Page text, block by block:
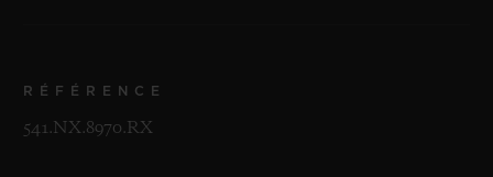
RÉFÉRENCE
541.NX.8970.RX